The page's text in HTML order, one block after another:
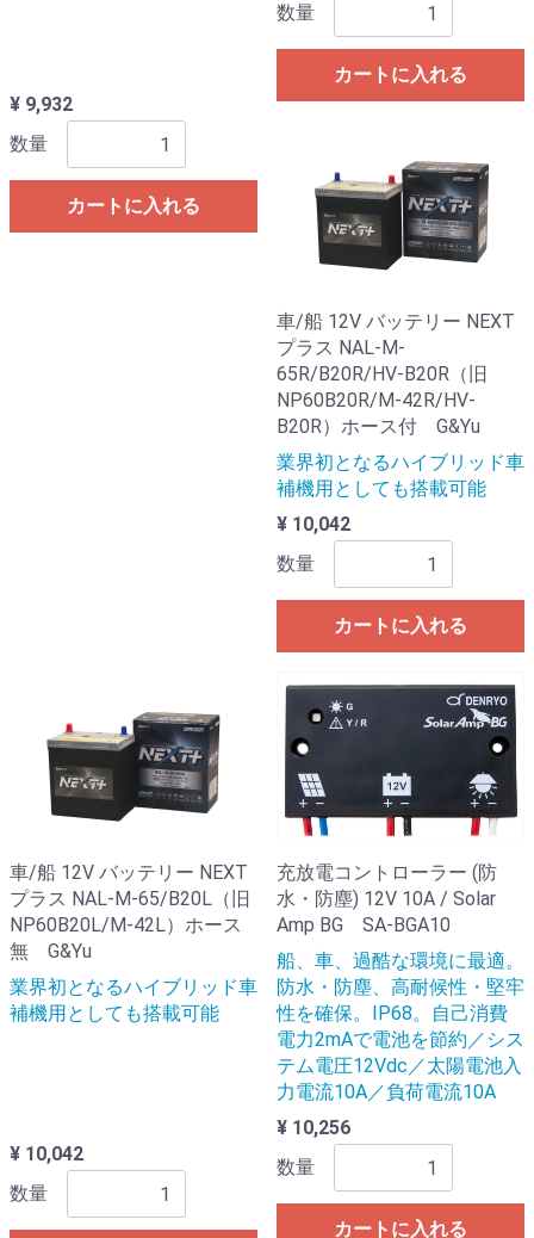
¥ 9,932
数量
カートに入れる
数量
カートに入れる
車/船 12V バッテリー NEXT
プラス NAL-M-
65R/B20R/HV-B20R（旧
NP60B20R/M-42R/HV-
B20R）ホース付 G&Yu
業界初となるハイブリッド車
補機用としても搭載可能
¥ 10,042
数量
カートに入れる
車/船 12V バッテリー NEXT
プラス NAL-M-65/B20L（旧
NP60B20L/M-42L）ホース
無 G&Yu
業界初となるハイブリッド車
補機用としても搭載可能
¥ 10,042
数量
充放電コントローラー (防
水・防塵) 12V 10A / Solar
Amp BG SA-BGA10
船、車、過酷な環境に最適。
防水・防塵、高耐候性・堅牢
性を確保。IP68。自己消費
電力2mAで電池を節約／シス
テム電圧12Vdc／太陽電池入
力電流10A／負荷電流10A
¥ 10,256
数量
カートに入れる